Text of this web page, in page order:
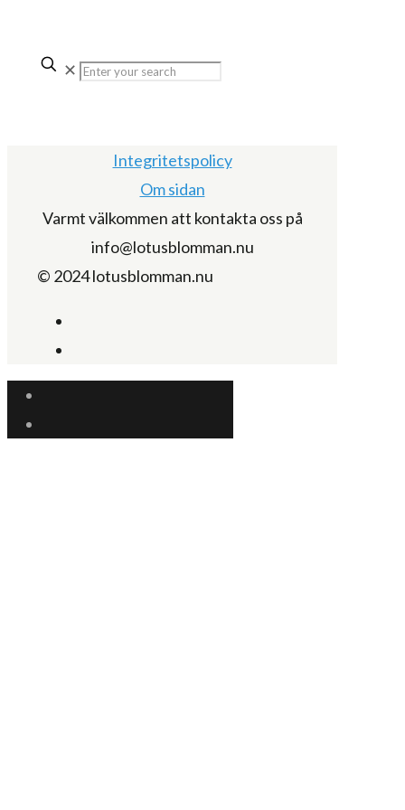
✕
Integritetspolicy
Om sidan
Varmt välkommen att kontakta oss på
info@lotusblomman.nu
© 2024 lotusblomman.nu